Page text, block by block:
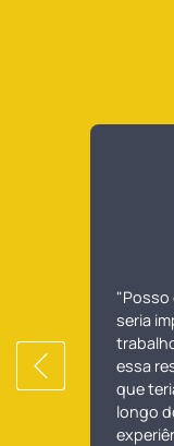
"Posso
seria
essa
que
longo